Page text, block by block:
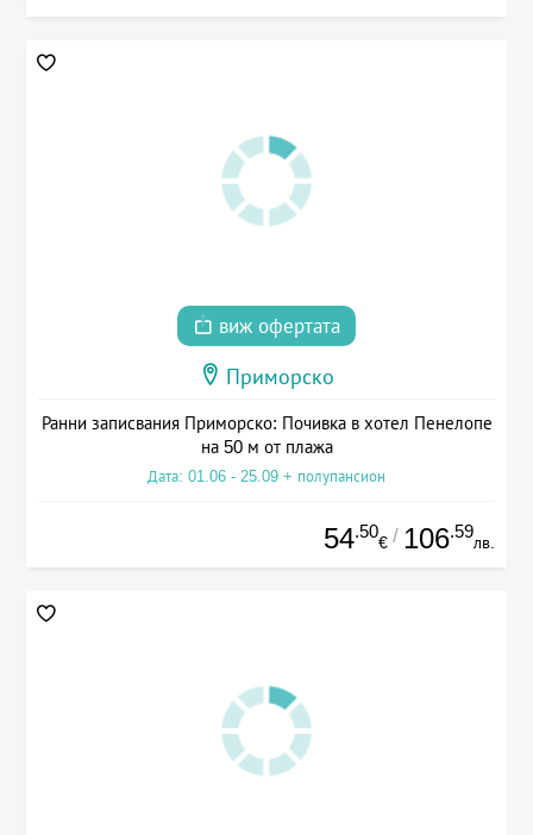
виж офертата
Приморско
Ранни записвания Приморско: Почивка в хотел Пенелопе
на 50 м от плажа
Дата: 01.06 - 25.09 + полупансион
54.50
€ / 106.59
лв.